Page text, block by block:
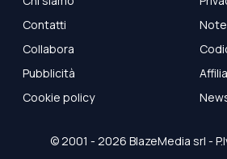
Contatti
Collabora
Pubblicità
Cookie policy
© 2001 - 2026 BlazeMedia srl -